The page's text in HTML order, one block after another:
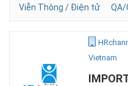
Viễn Thông / Điện tử
QA/
Vietnam